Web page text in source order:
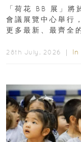
「荷花 BB 展」
會議展覽中心舉行
更多最新、最齊全
28th July, 2026 ｜ In